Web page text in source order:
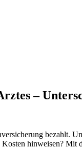
–
bezahlt.
hinweisen?